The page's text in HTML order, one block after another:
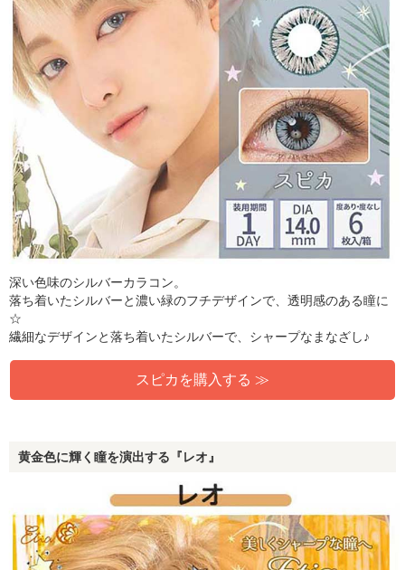
深い色味のシルバーカラコン。
落ち着いたシルバーと濃い緑のフチデザインで、透明感のある瞳に
☆
繊細なデザインと落ち着いたシルバーで、シャープなまなざし♪
スピカを購入する ≫
黄金色に輝く瞳を演出する『レオ』